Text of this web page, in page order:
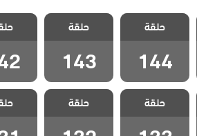
مسلسل لا تترك
يدي مدبلج
الحلقة 144
حلقة
144
مسلسل لا تترك
يدي مدبلج
الحلقة 143
حلقة
143
مسلسل
يدي
الحلقة
مسلسل لا تترك
يدي مدبلج
الحلقة 133
حلقة
مسلسل لا تترك
يدي مدبلج
الحلقة 132
حلقة
مسلسل
يدي
الحلقة